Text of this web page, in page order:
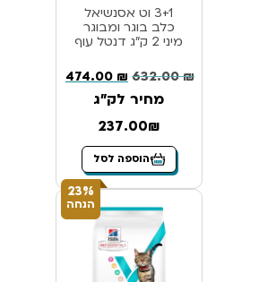
3+1 וט אסנשיאל
כלב בוגר ומבוגר
מיני 2 ק”ג דנטל עוף
632.00₪
474.00 ₪
מחיר לק"ג
237.00₪
הוספה לסל
23%
הנחה